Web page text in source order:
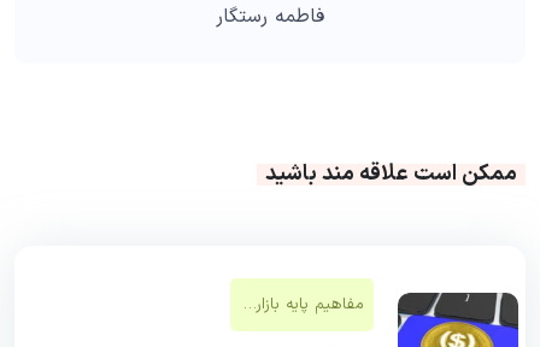
فاطمه رستگار
ممکن است علاقه مند باشید
مفاهیم پایه بازار‌های مالی